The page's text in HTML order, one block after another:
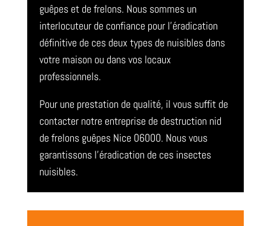
guêpes et de frelons. Nous sommes un
interlocuteur de confiance pour l’éradication
définitive de ces deux types de nuisibles dans
votre maison ou dans vos locaux
professionnels.
Pour une prestation de qualité, il vous suffit de
contacter notre entreprise de destruction nid
de frelons guêpes Nice 06000. Nous vous
garantissons l’éradication de ces insectes
nuisibles.